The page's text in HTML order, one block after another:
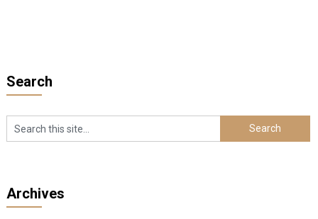
Search
Archives